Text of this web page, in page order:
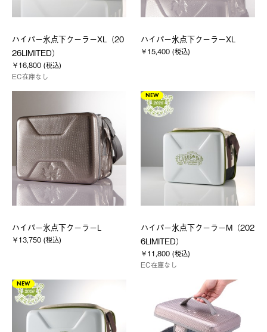
ハイパー氷点下クーラーXL（20
26LIMITED）
￥16,800 (税込)
EC在庫なし
ハイパー氷点下クーラーXL
￥15,400 (税込)
ハイパー氷点下クーラーL
￥13,750 (税込)
NEW
ハイパー氷点下クーラーM（202
6LIMITED）
￥11,800 (税込)
EC在庫なし
NEW